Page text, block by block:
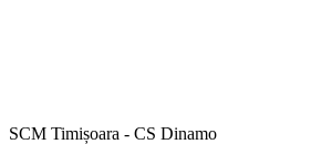
SCM Timișoara - CS Dinamo